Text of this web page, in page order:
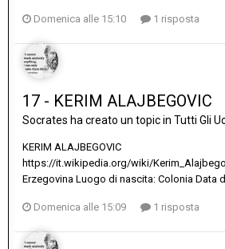
Domenica alle 15:10 1 risposta
17 - KERIM ALAJBEGOVIC
Socrates ha creato un topic in Tutti Gli
KERIM ALAJBEGOVIC
https://it.wikipedia.org/wiki/
Erzegovina Luogo di nascita: Colonia Data
Domenica alle 15:09 1 risposta